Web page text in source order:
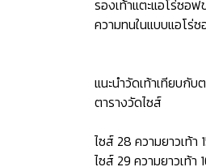
รองเท้าแตะแอโร่ซ
ความทนในแบบแอโร่
แนะนำวัดเท้าเทียบกับ
ตารางวัดไซส์
ไซส์ 28 ความยาวเท้า
ไซส์ 29 ความยาวเท้า